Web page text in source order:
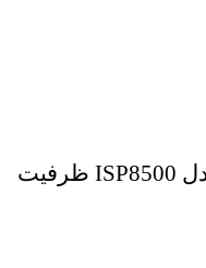
کولر آبی پلیمری ایران شرق مدل ISP8500 ظرفیت